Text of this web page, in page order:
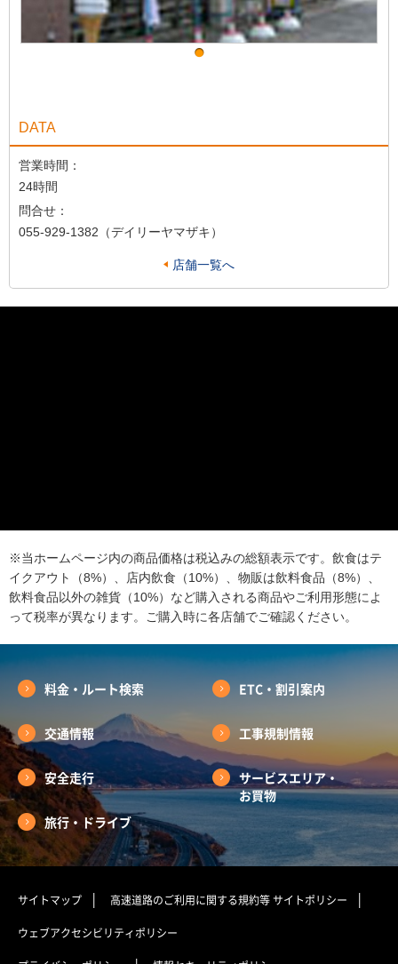
DATA
営業時間：
24時間
問合せ：
055-929-1382（デイリーヤマザキ）
店舗一覧へ
※当ホームページ内の商品価格は税込みの総額表示です。飲食はテ
イクアウト（8%）、店内飲食（10%）、物販は飲料食品（8%）、
飲料食品以外の雑貨（10%）など購入される商品やご利用形態によ
って税率が異なります。ご購入時に各店舗でご確認ください。
料金・ルート検索 ETC・割引案内
交通情報 工事規制情報
安全走行
サービスエリア・
お買物
旅行・ドライブ
サイトマップ 高速道路のご利用に関する規約等サイトポリシー
ウェブアクセシビリティポリシー